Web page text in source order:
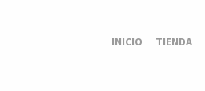
INICIO TIENDA